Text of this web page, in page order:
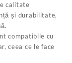
calitate
și durabilitate,
compatibile cu
ceea ce le face